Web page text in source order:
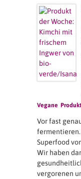
Vegane
Vor fast
Superfood
Wir haben
vergorenen